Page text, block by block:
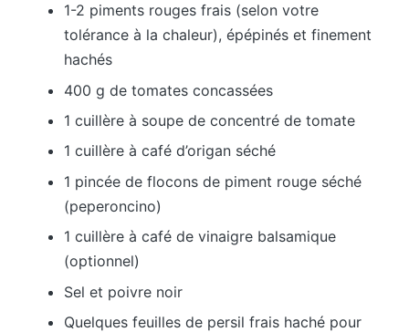
1-2 piments rouges frais (selon votre
tolérance à la chaleur), épépinés et finement
hachés
400 g de tomates concassées
1 cuillère à soupe de concentré de tomate
1 cuillère à café d’origan séché
1 pincée de flocons de piment rouge séché
(peperoncino)
1 cuillère à café de vinaigre balsamique
(optionnel)
Sel et poivre noir
Quelques feuilles de persil frais haché pour